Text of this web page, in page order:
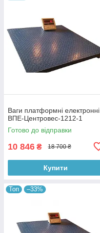
Ваги платформні електронні
ВПЕ-Центровес-1212-1
Готово до відправки
10 846 ₴ 18 700 ₴
Купити
Топ –33%